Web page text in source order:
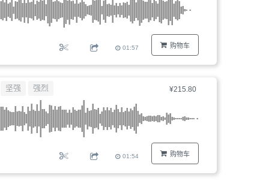
购物车
01:57
¥215.80
购物车
坚强 强烈
01:54